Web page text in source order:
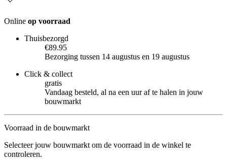
Online op voorraad
Thuisbezorgd
€89.95
Bezorging tussen 14 augustus en 19 augustus
Click & collect
gratis
Vandaag besteld, al na een uur af te halen in jouw
bouwmarkt
Voorraad in de bouwmarkt
Selecteer jouw bouwmarkt om de voorraad in de winkel te
controleren.